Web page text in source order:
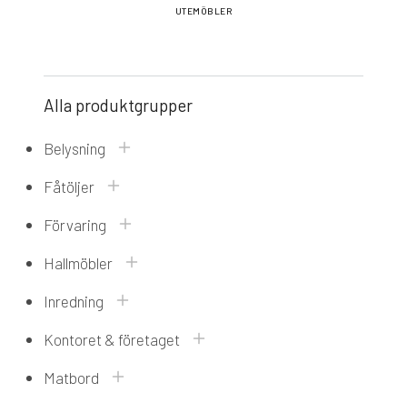
UTEMÖBLER
Alla produktgrupper
Belysning
Fåtöljer
Förvaring
Hallmöbler
Inredning
Kontoret & företaget
Matbord